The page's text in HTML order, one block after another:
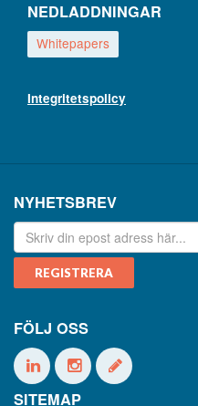
NEDLADDNINGAR
Whitepapers
Integritetspolicy
NYHETSBREV
FÖLJ OSS
SITEMAP